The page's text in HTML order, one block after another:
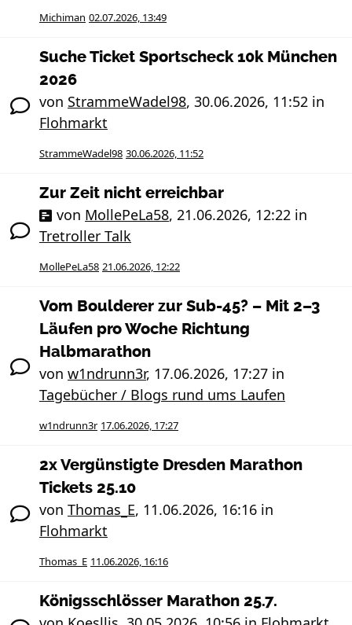
Michiman 02.07.2026, 13:49
Suche Ticket Sportscheck 10k München
2026
von StrammeWadel98, 30.06.2026, 11:52 in
Flohmarkt
StrammeWadel98 30.06.2026, 11:52
Zur Zeit nicht erreichbar
von MollePeLa58, 21.06.2026, 12:22 in
Tretroller Talk
MollePeLa58 21.06.2026, 12:22
Vom Boulderer zur Sub-45? – Mit 2–3
Läufen pro Woche Richtung
Halbmarathon
von w1ndrunn3r, 17.06.2026, 17:27 in
Tagebücher / Blogs rund ums Laufen
w1ndrunn3r 17.06.2026, 17:27
2x Vergünstigte Dresden Marathon
Tickets 25.10
von Thomas_E, 11.06.2026, 16:16 in
Flohmarkt
Thomas_E 11.06.2026, 16:16
Königsschlösser Marathon 25.7.